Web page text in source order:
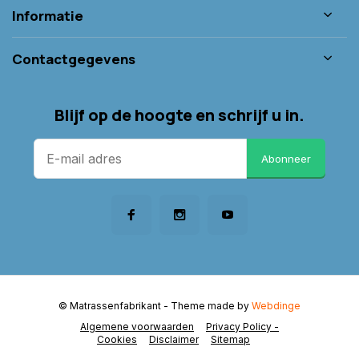
Informatie
Contactgegevens
Blijf op de hoogte en schrijf u in.
Abonneer
Algemene voorwaarden
Privacy Policy -
Cookies
Disclaimer Sitemap
© Matrassenfabrikant - Theme made by Webdinge